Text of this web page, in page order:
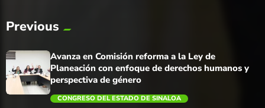
Previous
Avanza en Comisión reforma a la Ley de
Planeación con enfoque de derechos humanos y
perspectiva de género
CONGRESO DEL ESTADO DE SINALOA